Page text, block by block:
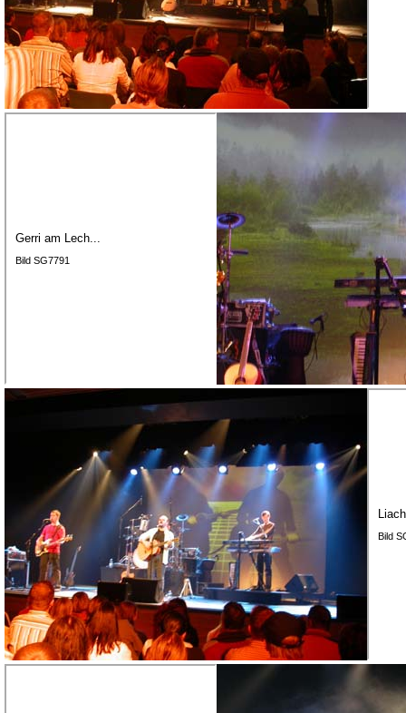
Gerri am Lech...
Bild SG7791
Bild